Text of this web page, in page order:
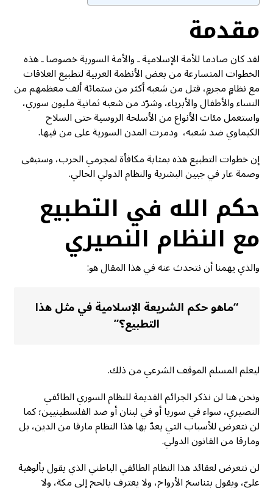
مقدمة
لقد كان صادما للأمة الإسلامية ـ والأمة السورية خصوصا ـ هذه
الخطوات المتسارعة من بعض الأنظمة العربية لتطبيع العلاقات
مع نظامٍ مجرمٍ، قتل من شعبه أكثر من ستمائة ألف معظمهم من
النساء والأطفال والأبرياء، وشرّد من شعبه ثمانية مليون سوري،
واستعمل مئات الأنواع من الأسلحة الروسية حتى السلاح
الكيماوي ضد شعبه، ودمرت المدن السورية على من فيها.
إن خطوات التطبيع هذه بمثابة مكافأة لمجرمي الحرب، وستبقى
وصمة عار في جبين البشرية والنظام الدولي الحالي.
حكم الله في التطبيع
مع النظام النصيري
والذي يهمنا أن نتحدث عنه في هذا المقال هو:
“ماهو حكم الشريعة الإسلامية في مثل هذا
التطبيع؟”
ليعلم المسلم الموقف الشرعي من ذلك.
ونحن هنا لن نذكر الجرائم القديمة للنظام السوري الطائفي
النصيري، سواء في سوريا أو في لبنان أو ضد الفلسطينيين؛ كما
لن نتعرض للأسباب التي يعدّ بها هذا النظام مارقا من الدين، بل
ومارقا من القانون الدولي.
لن نتعرض لعقائد هذا النظام الطائفي الباطني الذي يقول بألوهية
عليّ، ويقول بتناسخ الأرواح، ولا يعترف بالحج إلى مكة، ولا